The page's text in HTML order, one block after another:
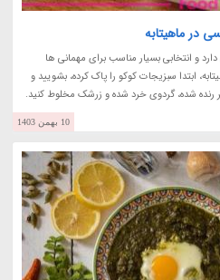
در ماهیتابه
و انتخابی بسیار مناسب برای مهمانی ها
ابتدا سبزیجات کوکو را پاک کرده، بشویید و
شده، گردوی خرد شده و زرشک مخلوط کنید.
10 بهمن 1403